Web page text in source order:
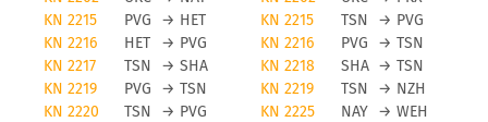
KN 2215
PVG → HET KN 2215 TSN → PVG
KN 2216
HET → PVG KN 2216 PVG → TSN
KN 2217
TSN → SHA KN 2218 SHA → TSN
KN 2219
PVG → TSN KN 2219 TSN → NZH
KN 2220
TSN → PVG KN 2225 NAY → WEH